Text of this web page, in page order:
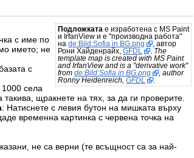
Подложката е изработена с MS Paint
и IrfanView и е "производна работа"
наde:Bild:Sofia in BG.png
, автор
Рони Хайденрайх,GFDL
The
template map is created with MS Paint
and IrfanView and is a "derivative work"
fromde:Bild:Sofia in BG.png
, author
Ronny Heidenreich,GFDL
с име по
името; не
с
1000 села
щракнете на тях, за да ги проверите.
: Натиснете с левия бутон на мишката върху
временна картинка с червена точка на
не са верни (те всъщност са за най-